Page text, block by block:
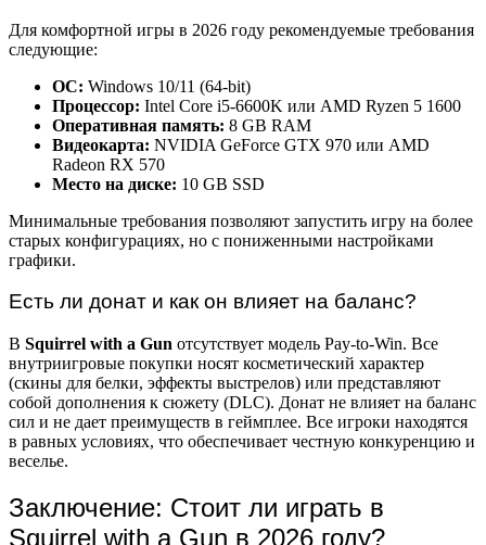
Для комфортной игры в 2026 году рекомендуемые требования
следующие:
ОС: Windows 10/11 (64-bit)
Процессор: Intel Core i5-6600K или AMD Ryzen 5 1600
Оперативная память: 8 GB RAM
Видеокарта: NVIDIA GeForce GTX 970 или AMD
Radeon RX 570
Место на диске: 10 GB SSD
Минимальные требования позволяют запустить игру на более
старых конфигурациях, но с пониженными настройками
графики.
Есть ли донат и как он влияет на баланс?
В Squirrel with a Gun отсутствует модель Pay-to-Win. Все
внутриигровые покупки носят косметический характер
(скины для белки, эффекты выстрелов) или представляют
собой дополнения к сюжету (DLC). Донат не влияет на баланс
сил и не дает преимуществ в геймплее. Все игроки находятся
в равных условиях, что обеспечивает честную конкуренцию и
веселье.
Заключение: Стоит ли играть в
Squirrel with a Gun в 2026 году?